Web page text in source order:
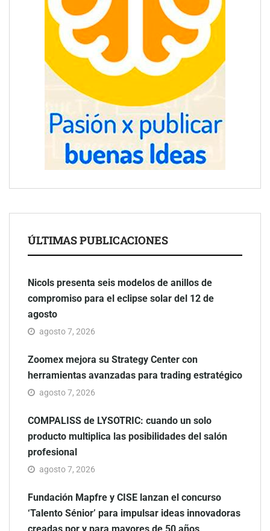
ÚLTIMAS PUBLICACIONES
Nicols presenta seis modelos de anillos de
compromiso para el eclipse solar del 12 de
agosto
agosto 7, 2026
Zoomex mejora su Strategy Center con
herramientas avanzadas para trading estratégico
agosto 7, 2026
COMPALISS de LYSOTRIC: cuando un solo
producto multiplica las posibilidades del salón
profesional
agosto 7, 2026
Fundación Mapfre y CISE lanzan el concurso
‘Talento Sénior’ para impulsar ideas innovadoras